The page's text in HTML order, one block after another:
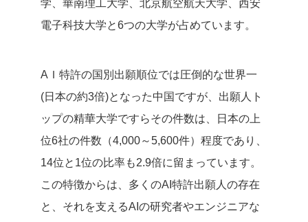
学、華南理工大学、北京航空航天大学、西安
電子科技大学と6つの大学が占めています。
AＩ特許の国別出願順位では圧倒的な世界一
(日本の約3倍)となった中国ですが、出願人ト
ップの精華大学ですらその件数は、日本の上
位6社の件数（4,000～5,600件）程度であり、
14位と1位の比率も2.9倍に留まっています。
この特徴からは、多くのAI特許出願人の存在
と、それを支えるAIの研究者やエンジニアな